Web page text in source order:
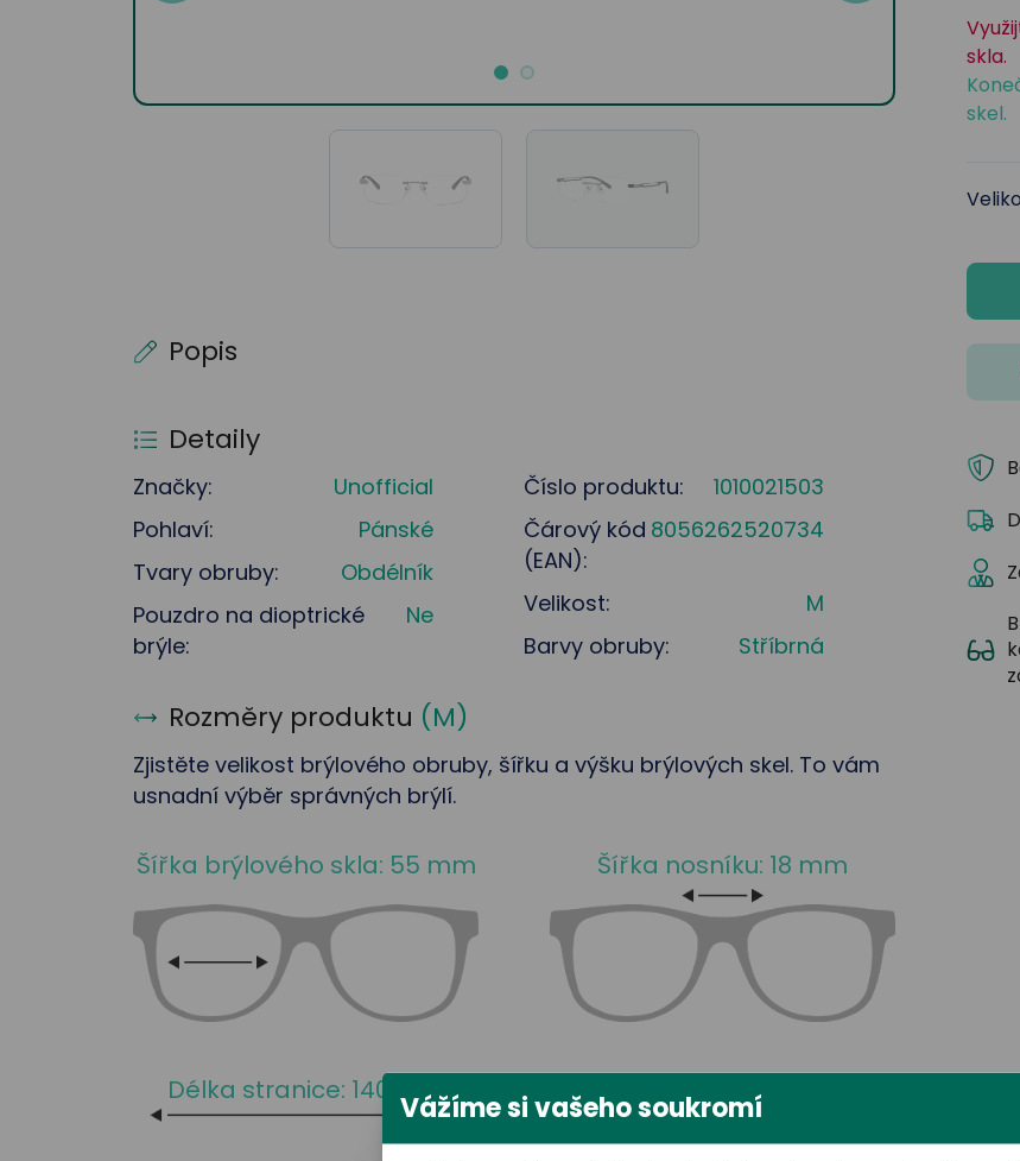
Popis
Detaily
Značky:
Unofficial
Pohlaví:
Pánské
Tvary obruby:
Obdélník
Pouzdro na dioptrické
brýle:
Ne
Číslo produktu:
1010021503
Čárový kód
(EAN):
8056262520734
Velikost:
M
Barvy obruby:
Stříbrná
Rozměry produktu (M)
Zjistěte velikost brýlového obruby, šířku a výšku brýlových skel. To vám
usnadní výběr správných brýlí.
Šířka brýlového skla: 55 mm Šířka nosníku: 18 mm
Délka stranice: 140 mm Výška brýlového skla: 37 mm
skla.
skel.
Vážíme si vašeho soukromí